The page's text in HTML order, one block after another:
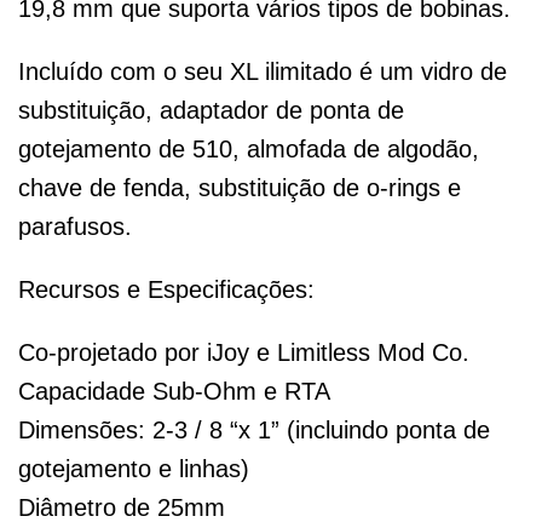
19,8 mm que suporta vários tipos de bobinas.
Incluído com o seu XL ilimitado é um vidro de
substituição, adaptador de ponta de
gotejamento de 510, almofada de algodão,
chave de fenda, substituição de o-rings e
parafusos.
Recursos e Especificações:
Co-projetado por iJoy e Limitless Mod Co.
Capacidade Sub-Ohm e RTA
Dimensões: 2-3 / 8 “x 1” (incluindo ponta de
gotejamento e linhas)
Diâmetro de 25mm